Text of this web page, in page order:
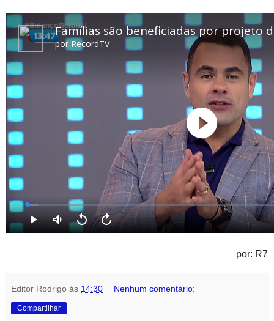
por: R7
Editor Rodrigo às 14:30 Nenhum comentário:
Compartilhar